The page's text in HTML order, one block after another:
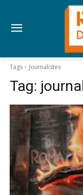
Tags Journalistes
Tag: